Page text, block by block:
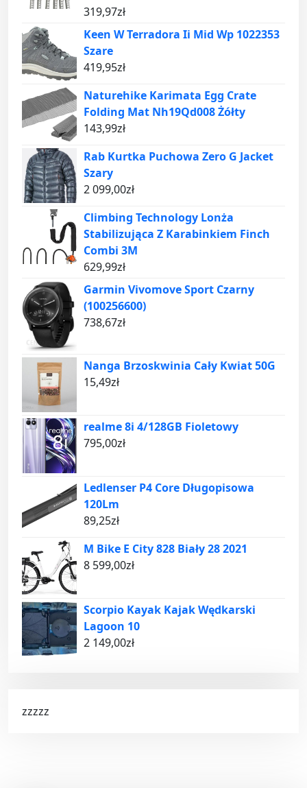
319,97zł
Keen W Terradora Ii Mid Wp 1022353
Szare
419,95zł
Naturehike Karimata Egg Crate
Folding Mat Nh19Qd008 Żółty
143,99zł
Rab Kurtka Puchowa Zero G Jacket
Szary
2 099,00zł
Climbing Technology Lonża
Stabilizująca Z Karabinkiem Finch
Combi 3M
629,99zł
Garmin Vivomove Sport Czarny
(100256600)
738,67zł
Nanga Brzoskwinia Cały Kwiat 50G
15,49zł
realme 8i 4/128GB Fioletowy
795,00zł
Ledlenser P4 Core Długopisowa
120Lm
89,25zł
M Bike E City 828 Biały 28 2021
8 599,00zł
Scorpio Kayak Kajak Wędkarski
Lagoon 10
2 149,00zł
zzzzz